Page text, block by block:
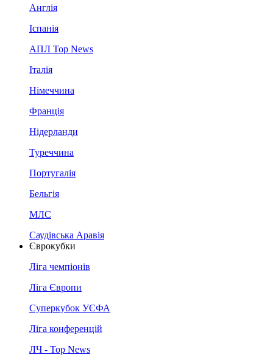
Англія
Іспанія
АПЛ Top News
Італія
Німеччина
Франція
Нідерланди
Туреччина
Португалія
Бельгія
МЛС
Саудівська Аравія
Єврокубки
Ліга чемпіонів
Ліга Європи
Суперкубок УЄФА
Ліга конференцій
ЛЧ - Top News